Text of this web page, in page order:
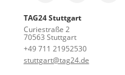
TAG24 Stuttgart
Curiestraße 2
70563 Stuttgart
+49 711 21952530
stuttgart@tag24.de